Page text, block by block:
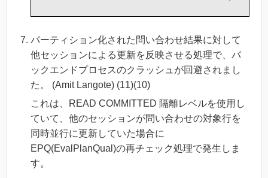
パーティション化された問い合わせ結果に対して
他セッションによる更新を反映させる処理で、バ
ックエンドプロセスのクラッシュが回避されまし
た。 (Amit Langote) (11)(10)
これは、READ COMMITTED 隔離レベルを使用し
ていて、他のセッションが問い合わせの対象行を
同時並行に更新していた場合に
EPQ(EvalPlanQual)の再チェック処理で発生しま
す。